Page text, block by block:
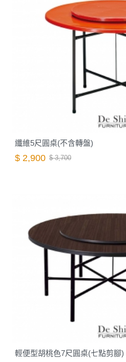
纖維5尺圓桌(不含轉盤)
$ 2,900 $ 3,700
輕便型胡桃色7尺圓桌(七點剪腳)